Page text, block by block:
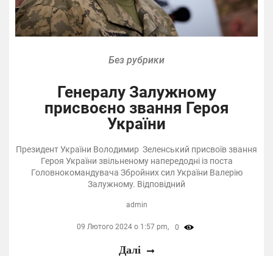
Без рубрики
Генералу Залужному
присвоєно звання Героя
України
Президент України Володимир Зеленський присвоїв звання
Героя України звільненому напередодні із поста
Головнокомандувача Збройних сил України Валерію
Залужному. Відповідний
admin
09 Лютого 2024 о 1:57 pm, 0
Далі